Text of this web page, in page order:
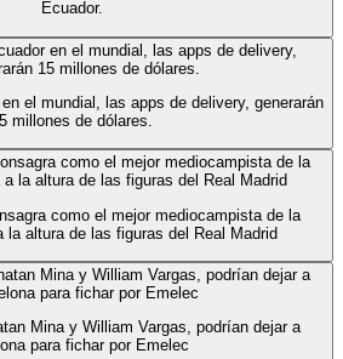
Ecuador.
el mundial, las apps de delivery, generarán
millones de dólares.
como el mejor mediocampista de la
la altura de las figuras del Real Madrid
Mina y William Vargas, podrían dejar a
para fichar por Emelec